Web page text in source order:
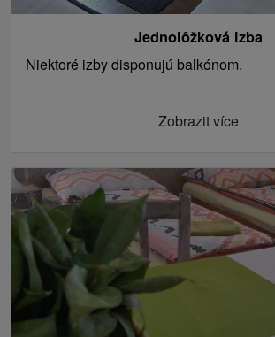
Jednolôžková izba
Niektoré izby disponujú balkónom.
Zobrazit více